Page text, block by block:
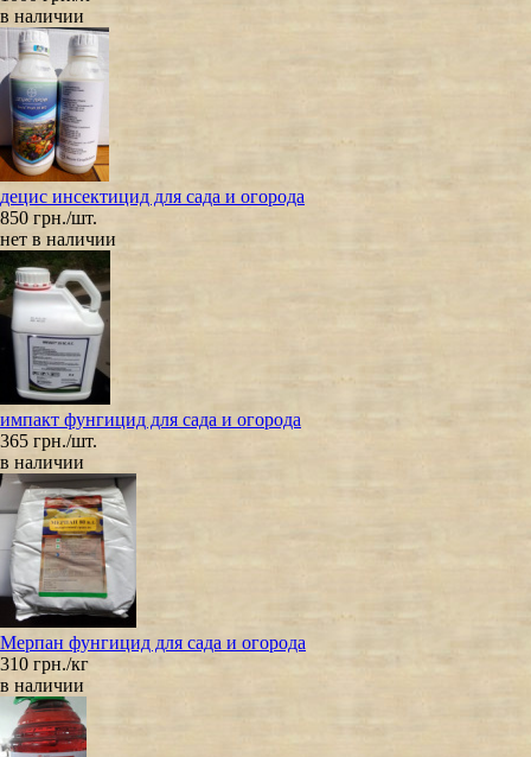
в наличии
децис инсектицид для сада и огорода
850 грн./шт.
нет в наличии
импакт фунгицид для сада и огорода
365 грн./шт.
в наличии
Мерпан фунгицид для сада и огорода
310 грн./кг
в наличии